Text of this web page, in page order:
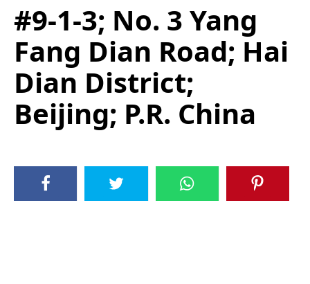
#9-1-3; No. 3 Yang
Fang Dian Road; Hai
Dian District;
Beijing; P.R. China